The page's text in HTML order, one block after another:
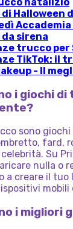
Halloween
sirena
trucco per
TikTok: il
- Il
i giochi
sono
fard,
Su
nulla o
a creare il
i migliori